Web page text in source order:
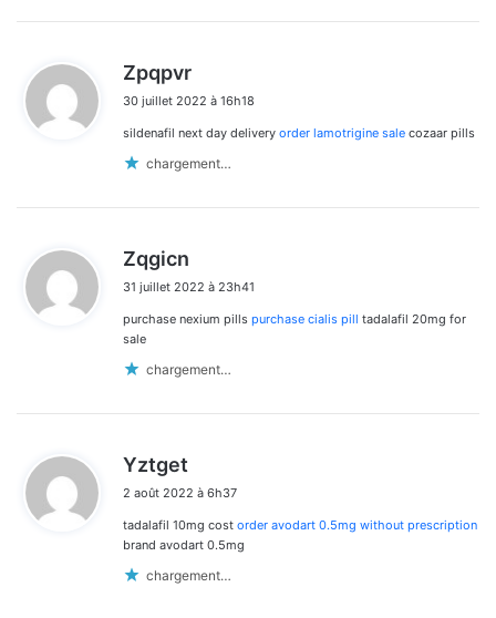
Zpqpvr
t
30 juillet 2022 à 16h18
sildenafil next day delivery order lamotrigine sale cozaar pills
chargement…
Zqgicn
t
31 juillet 2022 à 23h41
purchase nexium pills purchase cialis pill tadalafil 20mg for
sale
chargement…
Yztget
t
:
2 août 2022 à 6h37
tadalafil 10mg cost order avodart 0.5mg without prescription
brand avodart 0.5mg
chargement…